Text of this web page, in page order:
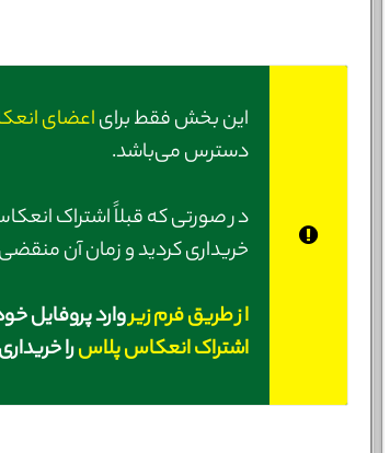
این بخش فقط برایاعضای
دسترس می‌باشد.
در صورتی‌ که قبلاً اشتراک
خریداری کردید و زمان آن
از طریق فرم زیروارد پروفایل
اشتراک انعکاس پلاسرا